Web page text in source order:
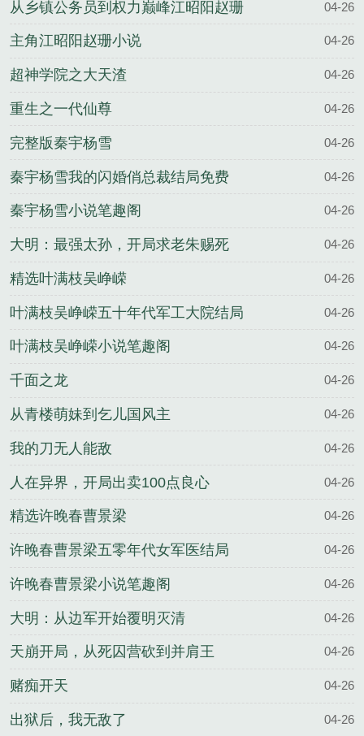
从乡镇公务员到权力巅峰江昭阳赵珊
结局
04-26
主角江昭阳赵珊小说 04-26
超神学院之大天渣 04-26
重生之一代仙尊 04-26
完整版秦宇杨雪 04-26
秦宇杨雪我的闪婚俏总裁结局免费 04-26
秦宇杨雪小说笔趣阁 04-26
大明：最强太孙，开局求老朱赐死 04-26
精选叶满枝吴峥嵘 04-26
叶满枝吴峥嵘五十年代军工大院结局 04-26
叶满枝吴峥嵘小说笔趣阁 04-26
千面之龙 04-26
从青楼萌妹到乞儿国风主 04-26
我的刀无人能敌 04-26
人在异界，开局出卖100点良心 04-26
精选许晚春曹景梁 04-26
许晚春曹景梁五零年代女军医结局 04-26
许晚春曹景梁小说笔趣阁 04-26
大明：从边军开始覆明灭清 04-26
天崩开局，从死囚营砍到并肩王 04-26
赌痴开天 04-26
出狱后，我无敌了 04-26